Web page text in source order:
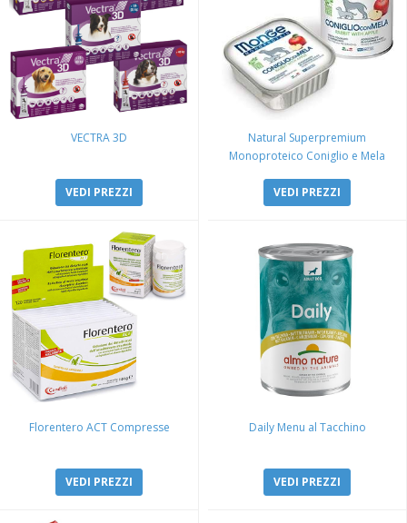
VECTRA 3D
VEDI PREZZI
Natural Superpremium
Monoproteico Coniglio e Mela
VEDI PREZZI
Florentero ACT Compresse
VEDI PREZZI
Daily Menu al Tacchino
VEDI PREZZI